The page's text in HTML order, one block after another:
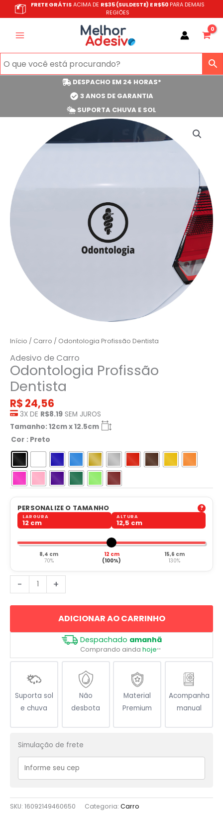
para
FRETE GRÁTISACIMA DE R$35 (SULDESTE) E R$50 PARA DEMAIS
REGIÕES
DESPACHO EM 24 HORAS*
3 ANOS DE GARANTIA
SUPORTA CHUVA E SOL
Início / Carro / Odontologia Profissão Dentista
Adesivo de Carro
Odontologia Profissão
Dentista
R$ 24,56
3X DE R$8.19 SEM JUROS
Tamanho: 12cm x 12.5cm
Cor : Preto
PERSONALIZE O TAMANHO
LARGURA
12 cm
ALTURA
12,5 cm
8,4 cm
70%
12 cm
(100%)
15,6 cm
130%
-
Odontologia
Profissão
Dentista
+
ADICIONAR AO CARRINHO
Despachado amanhã
Comprando ainda hoje**
Suporta sol
e chuva
Não
desbota
Material
Premium
Acompanha
manual
Simulação de frete
SKU: 16092149460650 Categoria: Carro